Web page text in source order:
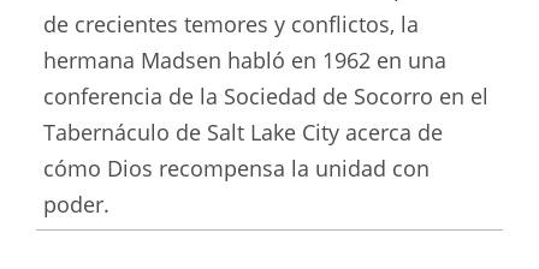
de crecientes temores y conflictos, la
hermana Madsen habló en 1962 en una
conferencia de la Sociedad de Socorro en el
Tabernáculo de Salt Lake City acerca de
cómo Dios recompensa la unidad con
poder.